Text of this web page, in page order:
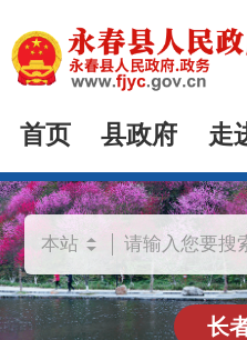
首页 县政府 走
长